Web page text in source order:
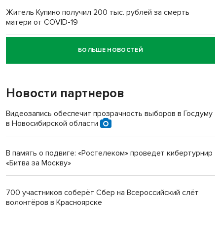
Житель Купино получил 200 тыс. рублей за смерть
матери от COVID-19
Новосибирский суд наказал водителя за смерть
пенсионерки на вокзале
БОЛЬШЕ НОВОСТЕЙ
Новости партнеров
Видеозапись обеспечит прозрачность выборов в Госдуму
в Новосибирской области
В память о подвиге: «Ростелеком» проведет кибертурнир
«Битва за Москву»
700 участников соберёт Сбер на Всероссийский слёт
волонтёров в Красноярске